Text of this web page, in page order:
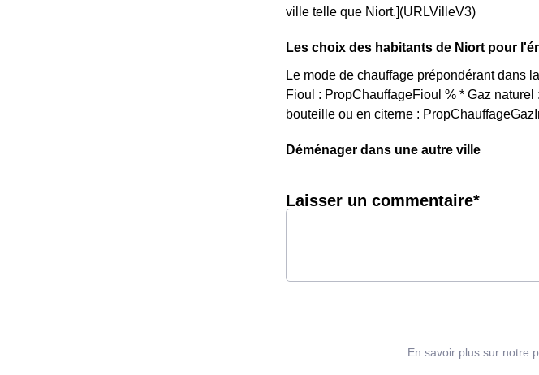
ville telle que Niort.](URLVilleV3)
Les choix des habitants de Niort pour
Le mode de chauffage prépondérant dans
Fioul : PropChauffageFioul % * Gaz
bouteille ou en citerne :
Déménager dans une autre ville
Laisser un commentaire*
En savoir plus sur notre